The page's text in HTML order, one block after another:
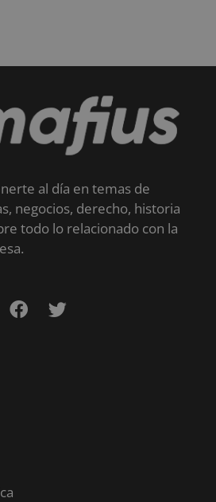
al día en temas de
negocios, derecho, historia
todo lo relacionado con la